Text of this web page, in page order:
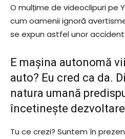
O mulțime de videoclipuri pe
cum oamenii ignoră
se expun astfel unor
E mașina autonomă
auto? Eu cred ca da.
natura umană
încetinește
Tu ce crezi? Suntem în